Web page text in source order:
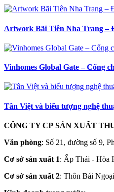
Artwork Bãi Tiên Nha Trang –
Vinhomes Global Gate – Cổng
Tân Việt và biểu tượng nghệ
CÔNG TY CP SẢN XUẤT
Văn phòng: Số 21, đường số 9,
Cơ sở sản xuất 1: Ấp Thái - Hòa
Cơ sở sản xuất 2: Thôn Bái